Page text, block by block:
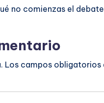
no comienzas el
Los campos obligatorios